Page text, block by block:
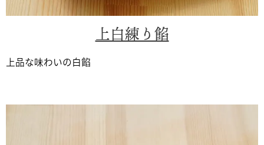
上白練り餡
上品な味わいの白餡